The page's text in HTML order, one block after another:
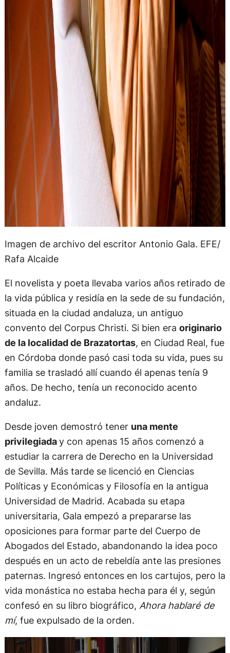
Imagen de archivo del escritor Antonio Gala. EFE/
Rafa Alcaide
El novelista y poeta llevaba varios años retirado de
la vida pública y residía en la sede de su fundación,
situada en la ciudad andaluza, un antiguo
convento del Corpus Christi. Si bien era originario
de la localidad de Brazatortas, en Ciudad Real, fue
en Córdoba donde pasó casi toda su vida, pues su
familia se trasladó allí cuando él apenas tenía 9
años. De hecho, tenía un reconocido acento
andaluz.
Desde joven demostró tener una mente
privilegiaday con apenas 15 años comenzó a
estudiar la carrera de Derecho en la Universidad
de Sevilla. Más tarde se licenció en Ciencias
Políticas y Económicas y Filosofía en la antigua
Universidad de Madrid. Acabada su etapa
universitaria, Gala empezó a prepararse las
oposiciones para formar parte del Cuerpo de
Abogados del Estado, abandonando la idea poco
después en un acto de rebeldía ante las presiones
paternas. Ingresó entonces en los cartujos, pero la
vida monástica no estaba hecha para él y, según
confesó en su libro biográfico, Ahora hablaré de
mí, fue expulsado de la orden.